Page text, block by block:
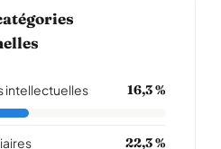
intellectuelles 16,3 %
22,3 %